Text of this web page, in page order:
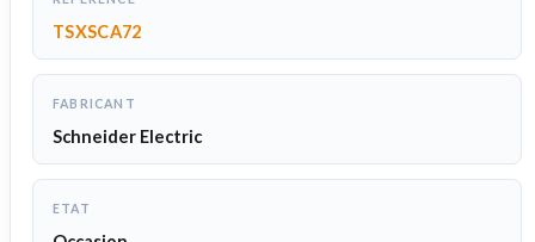
TSXSCA72
FABRICANT
Schneider Electric
ETAT